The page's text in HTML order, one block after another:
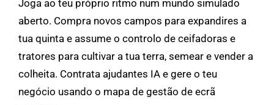
Joga ao teu próprio ritmo num mundo simulado
aberto. Compra novos campos para expandires a
tua quinta e assume o controlo de ceifadoras e
tratores para cultivar a tua terra, semear e vender a
colheita. Contrata ajudantes IA e gere o teu
negócio usando o mapa de gestão de ecrã